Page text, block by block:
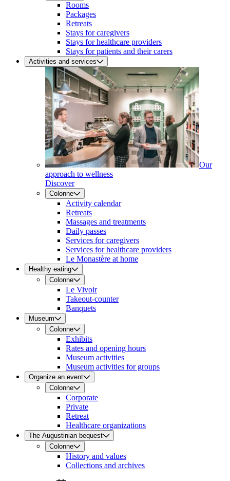
Rooms
Packages
Retreats
Stays for caregivers
Stays for healthcare providers
Stays for patients and their carers
Activities and services
Our
approach to wellness
Discover
Colonne
Activity calendar
Retreats
Massages and treatments
Daily passes
Services for caregivers
Services for healthcare providers
Le Monastère at home
Healthy eating
Colonne
Le Vivoir
Takeout-counter
Banquets
Museum
Colonne
Exhibits
Rates and opening hours
Museum activities
Museum activities for groups
Organize an event
Colonne
Corporate
Private
Retreat
Healthcare organizations
The Augustinian bequest
Colonne
History and values
Collections and archives